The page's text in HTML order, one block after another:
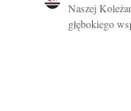
Naszej
głębokiego